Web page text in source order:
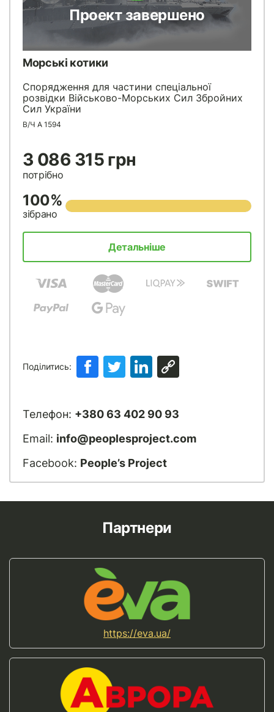
Проект завершено
Морські котики
Спорядження для частини спеціальної
розвідки Військово-Морських Сил Збройних
Сил України
В/Ч А 1594
3 086 315 грн
потрібно
100%
зібрано
Детальніше
Поділитись:
Телефон: +380 63 402 90 93
Email: info@peoplesproject.com
Facebook: People’s Project
Партнери
https://eva.ua/